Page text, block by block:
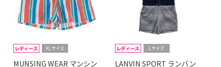
MUNSING WEAR マンシン
LANVIN SPORT ランバン